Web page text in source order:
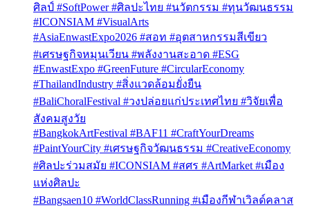
ศิลป์ #SoftPower #ศิลปะไทย #นวัตกรรม #ทุนวัฒนธรรม
#ICONSIAM #VisualArts
#AsiaEnwastExpo2026 #สอท #อุตสาหกรรมสีเขียว
#เศรษฐกิจหมุนเวียน #พลังงานสะอาด #ESG
#EnwastExpo #GreenFuture #CircularEconomy
#ThailandIndustry #สิ่งแวดล้อมยั่งยืน
#BaliChoralFestival #วงปล่อยแก่ประเทศไทย #วิจัยเพื่อ
สังคมสูงวัย
#BangkokArtFestival #BAF11 #CraftYourDreams
#PaintYourCity #เศรษฐกิจวัฒนธรรม #CreativeEconomy
#ศิลปะร่วมสมัย #ICONSIAM #สศร #ArtMarket #เมือง
แห่งศิลปะ
#Bangsaen10 #WorldClassRunning #เมืองกีฬาเวิลด์คลาส